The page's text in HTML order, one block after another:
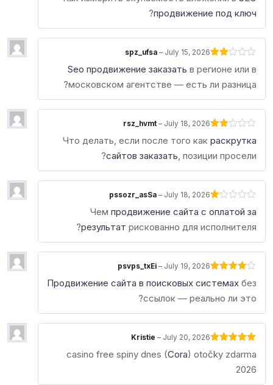
of 5
продвижение под ключ
?
2
of 5
spz_ufsa– July 15, 2026
Seo продвижение заказать в регионе или в
московском агентстве — есть ли разница?
2
of 5
rsz_hvmt– July 18, 2026
Что делать, если после того как раскрутка
сайтов заказать , позиции просели?
1
of
5
pssozr_asSa– July 18, 2026
Чем продвижение сайта с оплатой за
результат рискованно для исполнителя?
out of 5
psvps_txEi– July 19, 2026
Продвижение сайта в поисковых системах без
ссылок — реально ли это?
of 5
Kristie– July 20, 2026
casino free spiny dnes (Cora) otočky zdarma
2026